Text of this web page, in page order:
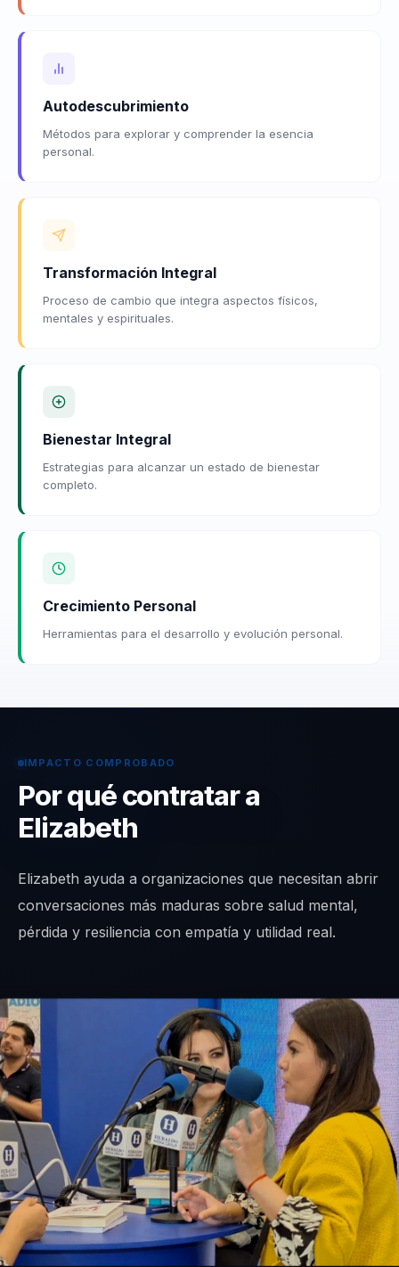
Autodescubrimiento
Métodos para explorar y comprender la esencia
personal.
Transformación Integral
Proceso de cambio que integra aspectos físicos,
mentales y espirituales.
Bienestar Integral
Estrategias para alcanzar un estado de bienestar
completo.
Crecimiento Personal
Herramientas para el desarrollo y evolución personal.
IMPACTO COMPROBADO
Por qué contratar a
Elizabeth
Elizabeth ayuda a organizaciones que necesitan abrir
conversaciones más maduras sobre salud mental,
pérdida y resiliencia con empatía y utilidad real.